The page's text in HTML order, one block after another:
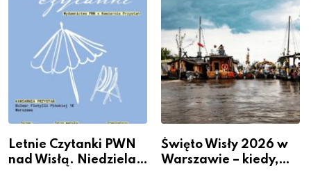
Kosztownego Remontu
Letnie Czytanki PWN
nad Wisłą. Niedziela z
Święto Wisły 2026 w
Warszawie – kiedy,